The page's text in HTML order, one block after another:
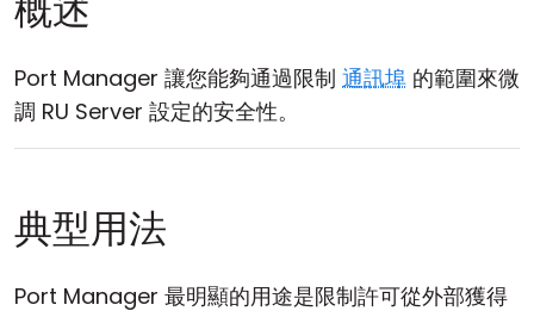
Port Manager 讓您能夠通過限制 通訊埠 的範圍來微
調 RU Server 設定的安全性。
典型用法
Port Manager 最明顯的用途是限制許可從外部獲得